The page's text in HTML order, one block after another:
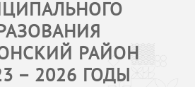
РАЙОН
– 2026 ГОДЫ